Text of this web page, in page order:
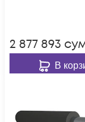
2 877 893
В